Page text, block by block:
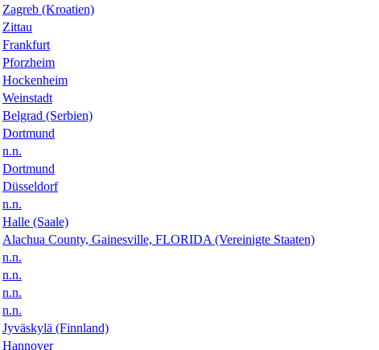
Zagreb (Kroatien)
Zittau
Frankfurt
Pforzheim
Hockenheim
Weinstadt
Belgrad (Serbien)
Dortmund
n.n.
Dortmund
Düsseldorf
n.n.
Halle (Saale)
Alachua County, Gainesville, FLORIDA (Vereinigte Staaten)
n.n.
n.n.
n.n.
n.n.
Jyväskylä (Finnland)
Hannover